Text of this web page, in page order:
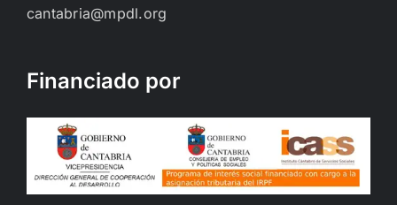
cantabria@mpdl.org
Financiado por